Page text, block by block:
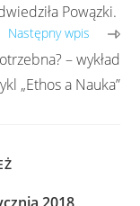
Powązki.
Następny wpis
– wykład
„Ethos a Nauka”
2018